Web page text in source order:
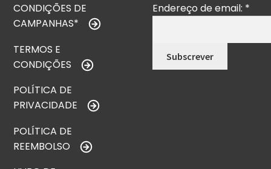
CONDIÇÕES DE
CAMPANHAS*
TERMOS E
CONDIÇÕES
POLÍTICA DE
PRIVACIDADE
POLÍTICA DE
REEMBOLSO
Endereço de email: *